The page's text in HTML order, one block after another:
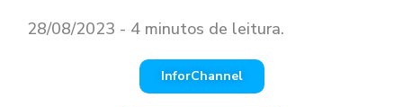
28/08/2023 - 4 minutos de leitura.
InforChannel